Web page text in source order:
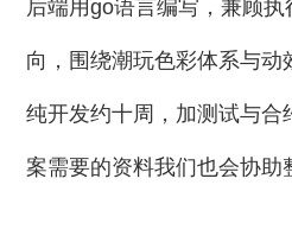
后端用go语言编写，兼顾
向，围绕潮玩色彩体系与
纯开发约十周，加测试与
案需要的资料我们也会协助